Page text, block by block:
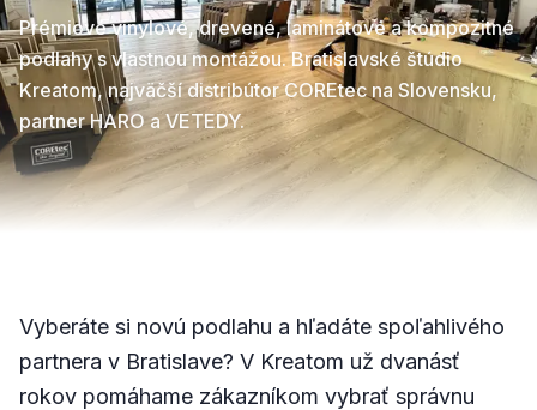
Prémiové vinylové, drevené, laminátové a kompozitné
podlahy s vlastnou montážou. Bratislavské štúdio
Kreatom, najväčší distribútor COREtec na Slovensku,
partner HARO a VETEDY.
Vyberáte si novú podlahu a hľadáte spoľahlivého
partnera v Bratislave? V Kreatom už dvanásť
rokov pomáhame zákazníkom vybrať správnu